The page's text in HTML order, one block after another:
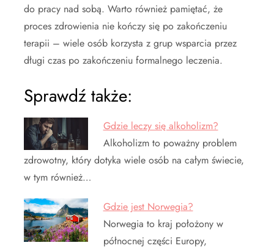
do pracy nad sobą. Warto również pamiętać, że
proces zdrowienia nie kończy się po zakończeniu
terapii – wiele osób korzysta z grup wsparcia przez
długi czas po zakończeniu formalnego leczenia.
Sprawdź także:
Gdzie leczy się alkoholizm?
Alkoholizm to poważny problem
zdrowotny, który dotyka wiele osób na całym świecie,
w tym również…
Gdzie jest Norwegia?
Norwegia to kraj położony w
północnej części Europy,